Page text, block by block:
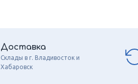
Доставка
Склады в г. Владивосток и
Хабаровск